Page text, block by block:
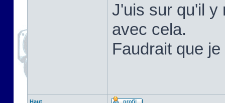
J'uis sur qu'il y
avec cela.
Faudrait que
Haut